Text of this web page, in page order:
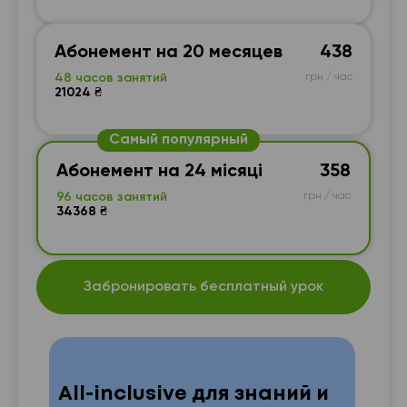
Абонемент на 20 месяцев
48 часов занятий
21024 ₴
438
грн / час
Самый популярный
Абонемент на 24 місяці
96 часов занятий
34368 ₴
358
грн / час
Забронировать бесплатный урок
All-inclusive для знаний и